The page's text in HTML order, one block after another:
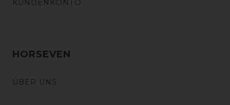
KUNDENKONTO
HORSEVEN
ÜBER UNS